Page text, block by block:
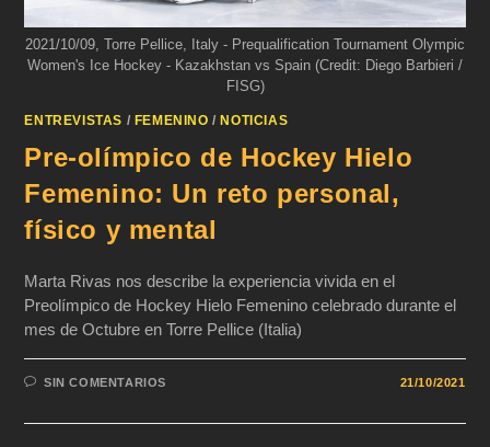
2021/10/09, Torre Pellice, Italy - Prequalification Tournament Olympic
Women's Ice Hockey - Kazakhstan vs Spain (Credit: Diego Barbieri /
FISG)
ENTREVISTAS / FEMENINO / NOTICIAS
Pre-olímpico de Hockey Hielo
Femenino: Un reto personal,
físico y mental
Marta Rivas nos describe la experiencia vivida en el
Preolímpico de Hockey Hielo Femenino celebrado durante el
mes de Octubre en Torre Pellice (Italia)
SIN COMENTARIOS 21/10/2021